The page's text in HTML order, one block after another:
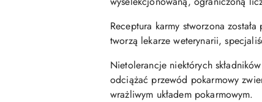
Receptura karmy stworzona
tworzą lekarze weterynarii,
Nietolerancje niektórych
odciążać przewód pokarmowy
wrażliwym układem pokarmowym.